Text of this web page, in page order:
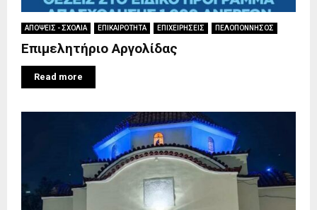
ΑΠΟΨΕΙΣ - ΣΧΟΛΙΑ ΕΠΙΚΑΙΡΟΤΗΤΑ ΕΠΙΧΕΙΡΗΣΕΙΣ ΠΕΛΟΠΟΝΝΗΣΟΣ
Επιμελητήριο Αργολίδας
Read more